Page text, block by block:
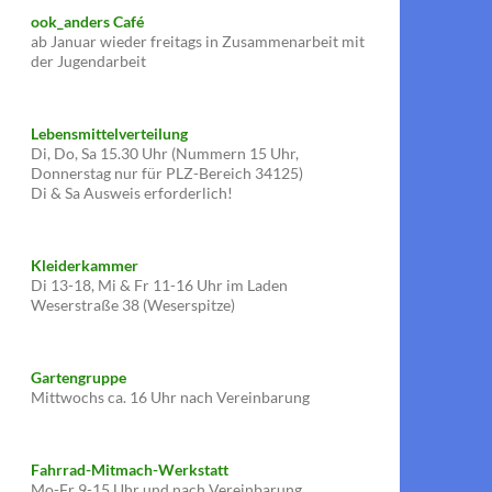
ook_anders Café
ab Januar wieder freitags in Zusammenarbeit mit
der Jugendarbeit
Lebensmittelverteilung
Di, Do, Sa 15.30 Uhr (Nummern 15 Uhr,
Donnerstag nur für PLZ-Bereich 34125)
Di & Sa Ausweis erforderlich!
Kleiderkammer
Di 13-18, Mi & Fr 11-16 Uhr im Laden
Weserstraße 38 (Weserspitze)
Gartengruppe
Mittwochs ca. 16 Uhr nach Vereinbarung
Fahrrad-Mitmach-Werkstatt